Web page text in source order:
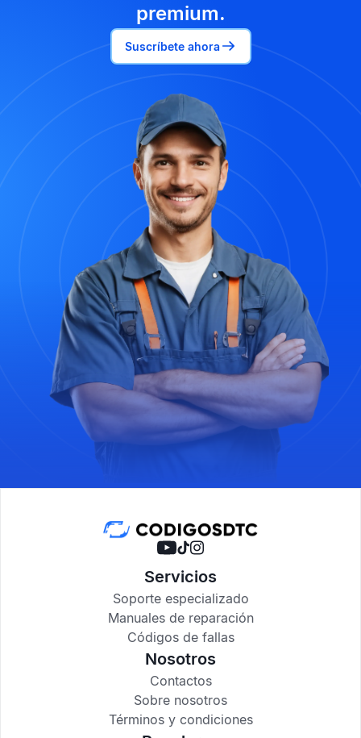
premium.
Suscríbete ahora
Servicios
Soporte especializado
Manuales de reparación
Códigos de fallas
Nosotros
Contactos
Sobre nosotros
Términos y condiciones